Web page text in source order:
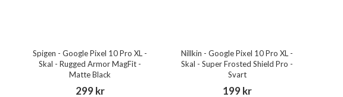
Spigen - Google Pixel 10 Pro XL -
Skal - Rugged Armor MagFit -
Matte Black
299 kr
Nillkin - Google Pixel 10 Pro XL -
Skal - Super Frosted Shield Pro -
Svart
199 kr